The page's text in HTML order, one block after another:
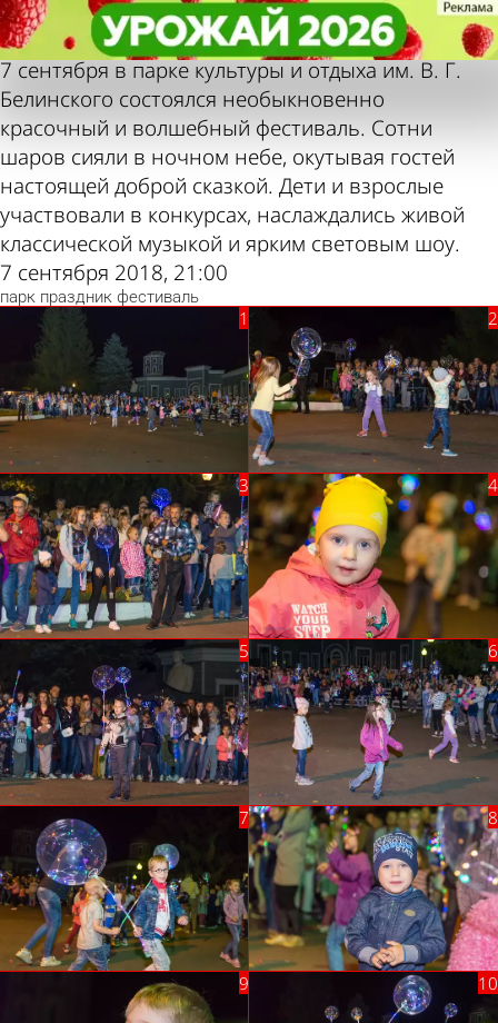
Фестиваль
шаров
Фотолента,
«Культура»
7 сентября в парке культуры и отдыха им. В. Г.
Белинского состоялся необыкновенно
красочный и волшебный фестиваль. Сотни
шаров сияли в ночном небе, окутывая гостей
настоящей доброй сказкой. Дети и взрослые
участвовали в конкурсах, наслаждались живой
классической музыкой и ярким световым шоу.
7 сентября 2018, 21:00
парк праздник фестиваль
Фестиваль
шаров
Фотолента,
«Культура»